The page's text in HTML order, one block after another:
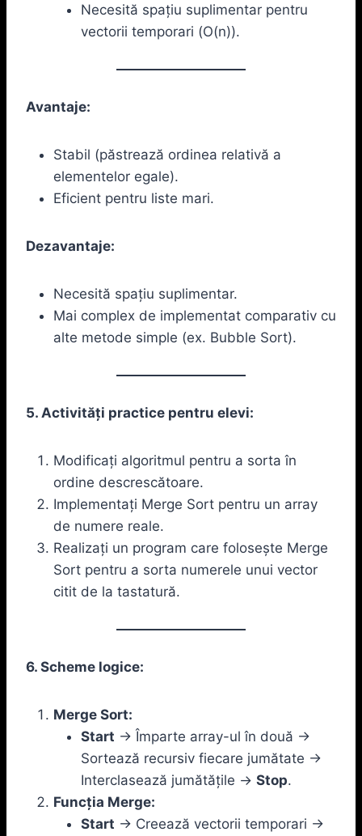
Necesită spațiu suplimentar pentru
vectorii temporari (O(n)).
Avantaje:
Stabil (păstrează ordinea relativă a
elementelor egale).
Eficient pentru liste mari.
Dezavantaje:
Necesită spațiu suplimentar.
Mai complex de implementat comparativ cu
alte metode simple (ex. Bubble Sort).
5. Activități practice pentru elevi:
Modificați algoritmul pentru a sorta în
ordine descrescătoare.
Implementați Merge Sort pentru un array
de numere reale.
Realizați un program care folosește Merge
Sort pentru a sorta numerele unui vector
citit de la tastatură.
6. Scheme logice:
Merge Sort:
Start -> Împarte array-ul în două ->
Sortează recursiv fiecare jumătate ->
Interclasează jumătățile -> Stop.
Funcția Merge:
Start -> Creează vectorii temporari ->